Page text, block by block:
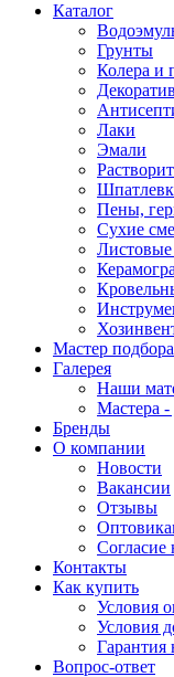
Каталог
Грунты
Колера и
Лаки
Эмали
Пены,
Сухие
Листовые
Мастер подбора
Галерея
Наши
Мастера -
Бренды
О компании
Новости
Вакансии
Отзывы
Контакты
Как купить
Условия
Условия
Гарантия
Вопрос-ответ